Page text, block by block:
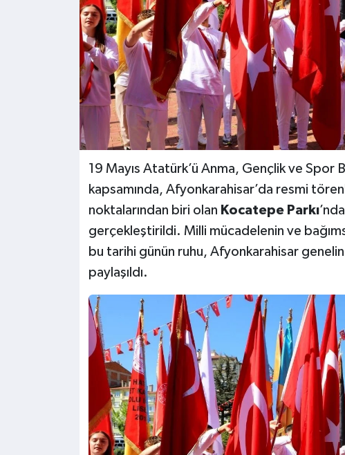
19 Mayıs Atatürk’ü Anma, Gençlik ve Spor
kapsamında, Afyonkarahisar’da resmi
noktalarından biri olan Kocatepe Parkı
gerçekleştirildi. Milli mücadelenin ve
bu tarihi günün ruhu, Afyonkarahisar
paylaşıldı.